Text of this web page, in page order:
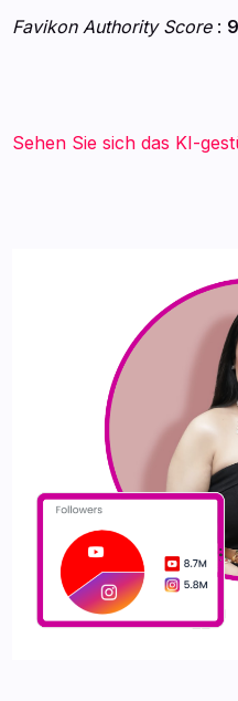
Favikon Authority Score:
Sehen Sie sich das KI-